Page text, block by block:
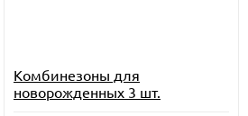
Комбинезоны для
новорожденных 3 шт.